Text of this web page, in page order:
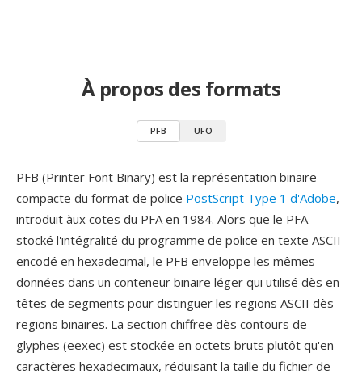
À propos des formats
PFB UFO
PFB (Printer Font Binary) est la représentation binaire
compacte du format de police PostScript Type 1 d'Adobe,
introduit àux cotes du PFA en 1984. Alors que le PFA
stocké l'intégralité du programme de police en texte ASCII
encodé en hexadecimal, le PFB enveloppe les mêmes
données dans un conteneur binaire léger qui utilisé dès en-
têtes de segments pour distinguer les regions ASCII dès
regions binaires. La section chiffree dès contours de
glyphes (eexec) est stockée en octets bruts plutôt qu'en
caractères hexadecimaux, réduisant la taille du fichier de